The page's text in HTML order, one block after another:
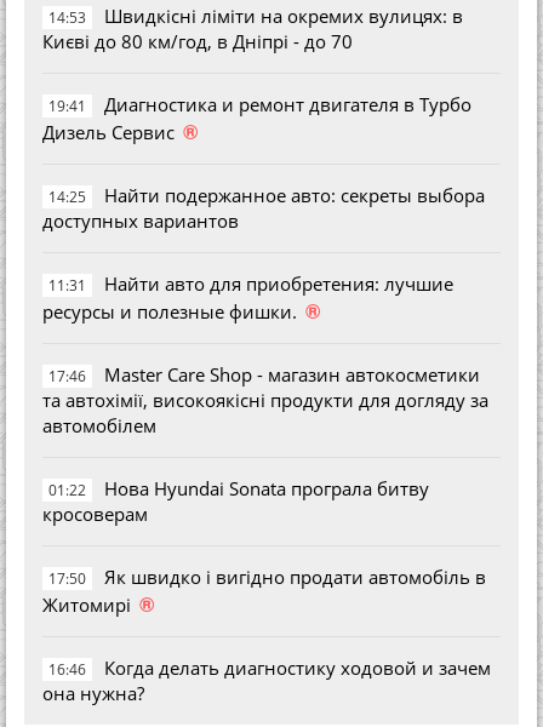
14:53
Швидкісні ліміти на окремих вулицях: в
Києві до 80 км/год, в Дніпрі - до 70
19:41
Диагностика и ремонт двигателя в Турбо
Дизель Сервис ®
14:25
Найти подержанное авто: секреты выбора
доступных вариантов
11:31
Найти авто для приобретения: лучшие
ресурсы и полезные фишки. ®
17:46
Master Care Shop - магазин автокосметики
та автохімії, високоякісні продукти для догляду за
автомобілем
01:22
Нова Hyundai Sonata програла битву
кросоверам
17:50
Як швидко і вигідно продати автомобіль в
Житомирі ®
16:46
Когда делать диагностику ходовой и зачем
она нужна?